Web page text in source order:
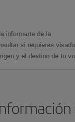
informarte de la
si requieres
y el destino de tu